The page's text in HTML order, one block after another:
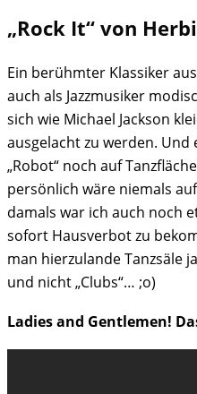
„Rock It“ von
Ein berühmter Klassiker
auch als Jazzmusiker
sich wie Michael Jackson
ausgelacht zu werden. Und
„Robot“ noch auf
persönlich wäre niemals
damals war ich auch noch
sofort Hausverbot zu
man hierzulande Tanzsäle
und nicht „Clubs“… ;o)
Ladies and Gentlemen!